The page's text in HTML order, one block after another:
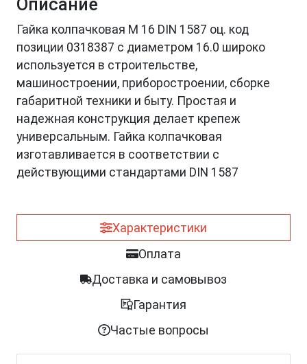
Описание
Гайка колпачковая М 16 DIN 1587 оц. код
позиции 0318387 с диаметром 16.0 широко
используется в строительстве,
машиностроении, приборостроении, сборке
габаритной техники и быту. Простая и
надежная конструкция делает крепеж
универсальным. Гайка колпачковая
изготавливается в соответствии с
действующими стандартами DIN 1587
Характеристики
Оплата
Доставка и самовывоз
Гарантия
Частые вопросы